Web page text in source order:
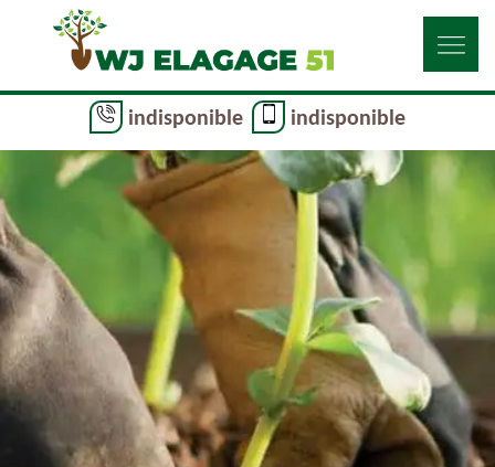
indisponible indisponible